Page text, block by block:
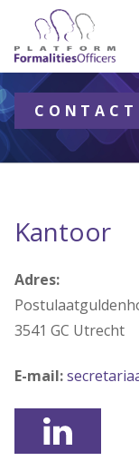
CONTACT
Kantoor
Adres:
3541 GC Utrecht
E-mail: